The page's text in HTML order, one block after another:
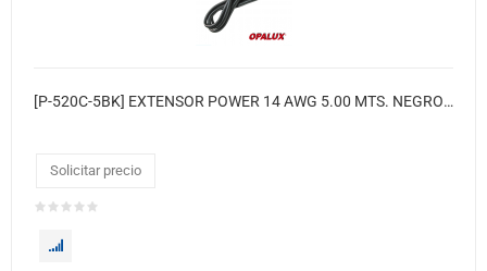
[P-520C-5BK] EXTENSOR POWER 14 AWG 5.00 MTS. NEGRO(GRUESO # 14) COBRE
Solicitar precio